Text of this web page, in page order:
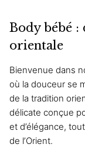
Body bébé
orientale
Bienvenue dans
où la douceur se
de la tradition
délicate conçue
et d’élégance,
de l’Orient.